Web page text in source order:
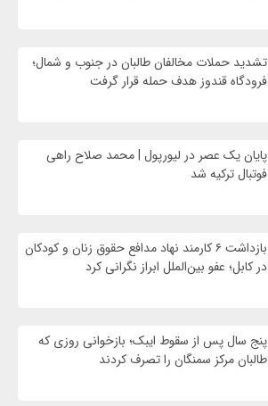
تشدید حملات مخالفان طالبان در جنوب و شمال؛
فرودگاه قندوز هدف حمله قرار گرفت
پایان یک عصر در لیورپول | محمد صلاح راهی
فوتبال ترکیه شد
بازداشت ۶ کارمند نهاد مدافع حقوق زنان و کودکان
در کابل؛ عفو بین‌الملل ابراز نگرانی کرد
پنج سال پس از سقوط ایبک؛ بازخوانی روزی که
طالبان مرکز سمنگان را تصرف کردند